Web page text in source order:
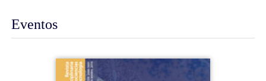
Eventos